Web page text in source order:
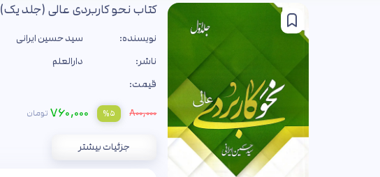
کتاب نحو کاربردی عالی (جلد یک)
نویسنده:
سید حسین ایرانی
ناشر:
دارالعلم
قیمت:
۸۰۰,۰۰۰ %۵ ۷۶۰,۰۰۰ تومان
جزئیات بیشتر